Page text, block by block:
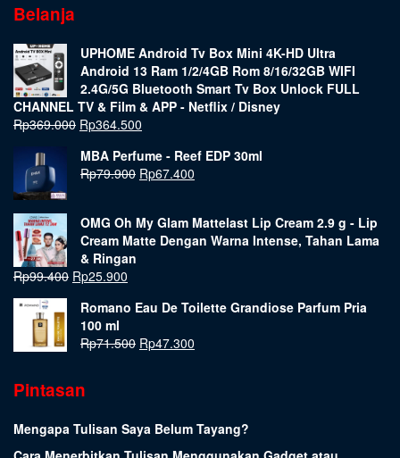
Belanja
UPHOME Android Tv Box Mini 4K-HD Ultra
Android 13 Ram 1/2/4GB Rom 8/16/32GB WIFI
2.4G/5G Bluetooth Smart Tv Box Unlock FULL
CHANNEL TV & Film & APP - Netflix / Disney
Rp369.000 Rp364.500
MBA Perfume - Reef EDP 30ml
Rp79.900 Rp67.400
OMG Oh My Glam Mattelast Lip Cream 2.9 g - Lip
Cream Matte Dengan Warna Intense, Tahan Lama
& Ringan
Rp99.400 Rp25.900
Romano Eau De Toilette Grandiose Parfum Pria
100 ml
Rp71.500 Rp47.300
Pintasan
Mengapa Tulisan Saya Belum Tayang?